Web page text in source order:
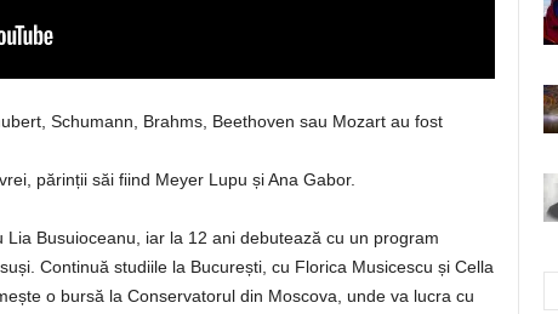
Schumann, Brahms, Beethoven sau Mozart au fost
părinții săi fiind Meyer Lupu și Ana Gabor.
Busuioceanu, iar la 12 ani debutează cu un program
Continuă studiile la București, cu Florica Musicescu și Cella
o bursă la Conservatorul din Moscova, unde va lucra cu